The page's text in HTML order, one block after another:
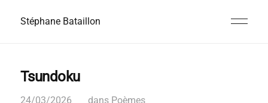
Stéphane Bataillon
Tsundoku
24/03/2026 dans Poèmes